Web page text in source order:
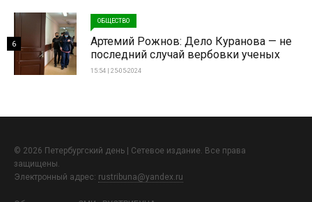
ОБЩЕСТВО
Артемий Рожнов: Дело Куранова — не
последний случай вербовки ученых
15:54 | 25-05-2024
6
© 2026 Петербургский день | Сетевое издание. Все права
защищены.
Электронный адрес: rustribuna@yandex.ru